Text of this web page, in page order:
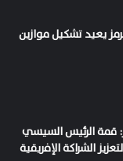
يعيد تشكيل موازين
قمة الرئيس السيسي
الشراكة الإفريقية